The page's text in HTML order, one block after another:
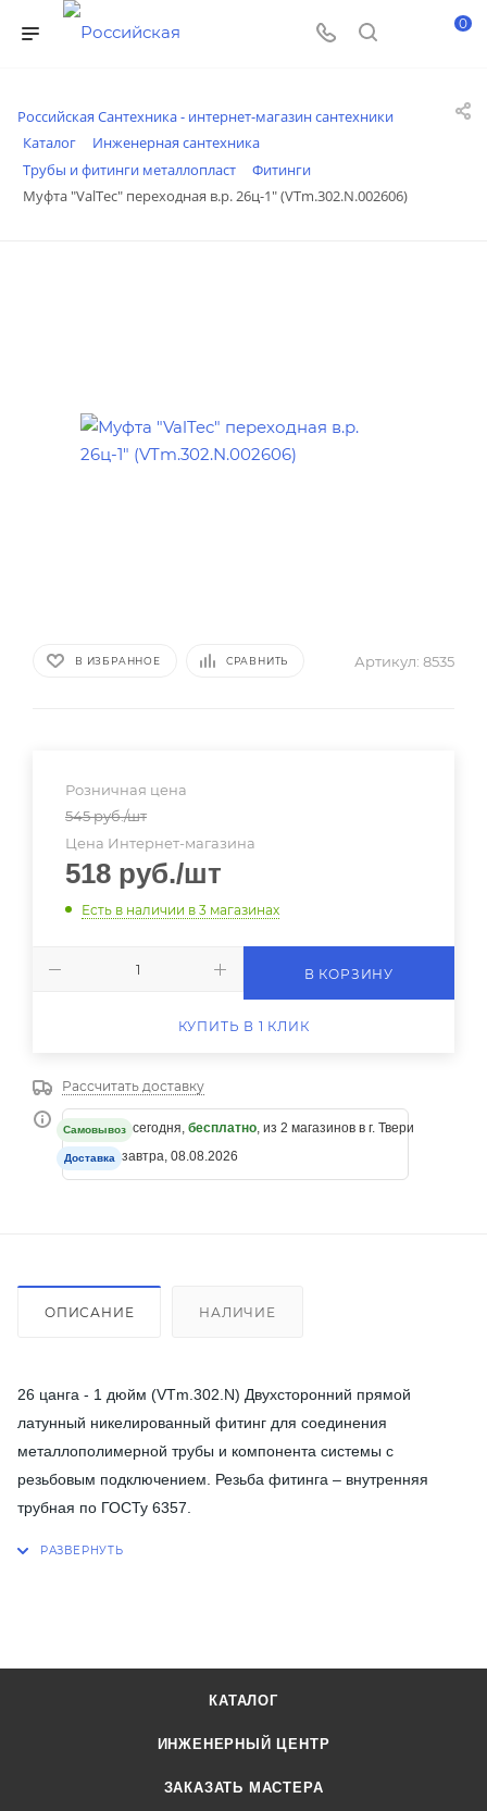
0
Российская Сантехника - интернет-магазин сантехники
Каталог
Инженерная сантехника
Трубы и фитинги металлопласт
Фитинги
Муфта "ValTec" переходная в.р. 26ц-1" (VTm.302.N.002606)
В ИЗБРАННОЕ СРАВНИТЬ Артикул: 8535
Розничная цена
545руб./шт
Цена Интернет-магазина
518 руб./шт
Есть в наличии в 3 магазинах
В КОРЗИНУ
КУПИТЬ В 1 КЛИК
Рассчитать доставку
Самовывоз сегодня, бесплатно, из 2 магазинов в г. Твери
Доставка завтра, 08.08.2026
ОПИСАНИЕ НАЛИЧИЕ
26 цанга - 1 дюйм (VTm.302.N) Двухсторонний прямой
латунный никелированный фитинг для соединения
металлополимерной трубы и компонента системы с
резьбовым подключением. Резьба фитинга – внутренняя
трубная по ГОСТу 6357.
КАТАЛОГ
ИНЖЕНЕРНЫЙ ЦЕНТР
ЗАКАЗАТЬ МАСТЕРА